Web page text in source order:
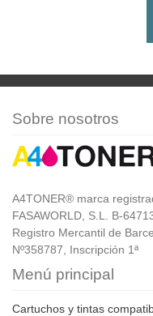
Sobre nosotros
A4TONER® marca
FASAWORLD, S.L. B-
Registro Mercantil de
Nº358787, Inscripción 1ª
Menú principal
Cartuchos y tintas